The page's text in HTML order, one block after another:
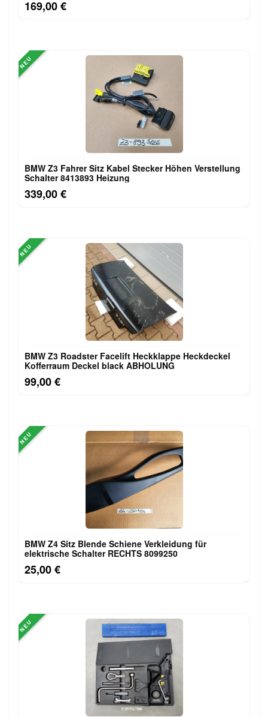
169,00 €
NEU
BMW Z3 Fahrer Sitz Kabel Stecker Höhen Verstellung
Schalter 8413893 Heizung
339,00 €
NEU
BMW Z3 Roadster Facelift Heckklappe Heckdeckel
Kofferraum Deckel black ABHOLUNG
99,00 €
NEU
BMW Z4 Sitz Blende Schiene Verkleidung für
elektrische Schalter RECHTS 8099250
25,00 €
NEU